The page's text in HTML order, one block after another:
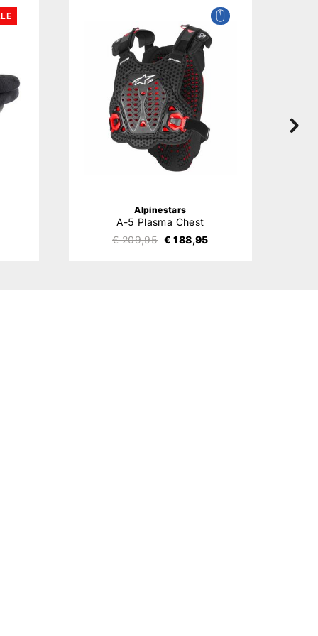
Alpinestars
A-5 Plasma Chest
€ 209,95 € 188,95